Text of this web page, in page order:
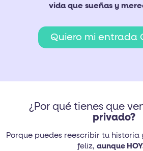
vida que sueñas y
Quiero mi entrada
¿Por qué tienes que
privado?
Porque puedes reescribir tu historia
feliz, aunque